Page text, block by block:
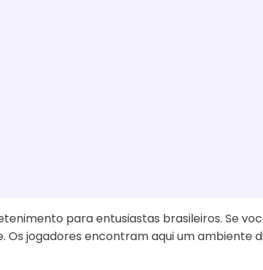
para entusiastas brasileiros. Se
jogadores encontram aqui um ambiente